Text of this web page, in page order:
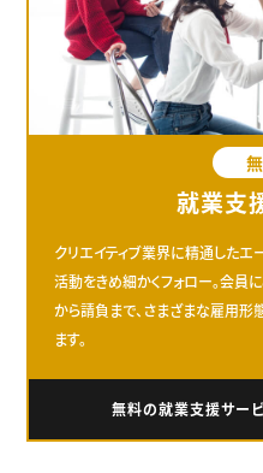
就業支
クリエイティブ業界に精通したエ
活動をきめ細かくフォロー。会員
から請負まで、さまざまな雇用
ます。
無料の就業支援サー